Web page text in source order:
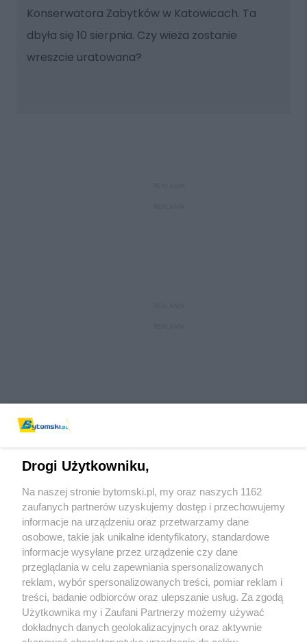
Konserwatora Zabytków w Katowicach. Ta
dbyła się 10 sierpnia. Czy wieża zostanie
wreszcie uratowana?
Wydawca mediów lokalnych
Nie zapomnij
zapoznać się z:
polityką prywatności regulamin korzystania z portali
Twojemiasto
Piekary Śląskie
Skontaktuj sięz nami
Kontakt
Drogi Użytkowniku,
Na naszej stronie bytomski.pl, my oraz naszych 1162
zaufanych partnerów uzyskujemy dostęp i przechowujemy
informacje na urządzeniu oraz przetwarzamy dane
osobowe, takie jak unikalne identyfikatory, standardowe
informacje wysyłane przez urządzenie czy dane
przeglądania w celu zapewniania spersonalizowanych
reklam, wybór spersonalizowanych treści, pomiar reklam i
treści, badanie odbiorców oraz ulepszanie usług. Za zgodą
Użytkownika my i Zaufani Partnerzy możemy używać
dokładnych danych geolokalizacyjnych oraz aktywnie